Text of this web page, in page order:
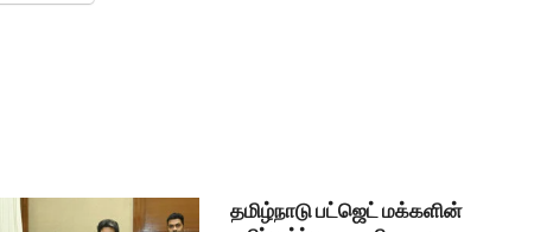
தமிழ்நாடு பட்ஜெட் மக்களின்